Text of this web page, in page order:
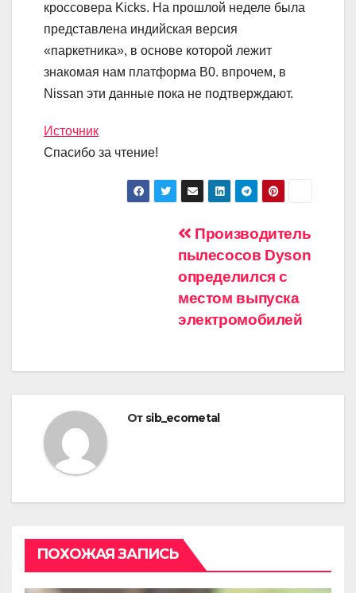
кроссовера Kicks. На прошлой неделе была
представлена индийская версия
«паркетника», в основе которой лежит
знакомая нам платформа B0. впрочем, в
Nissan эти данные пока не подтверждают.
Источник
Спасибо за чтение!
Навигация
Производитель
пылесосов Dyson
определился с
местом выпуска
электромобилей
От sib_ecometal
ПОХОЖАЯ ЗАПИСЬ